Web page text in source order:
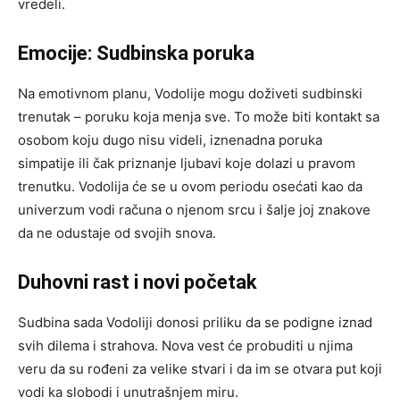
vredeli.
Emocije: Sudbinska poruka
Na emotivnom planu, Vodolije mogu doživeti sudbinski
trenutak – poruku koja menja sve. To može biti kontakt sa
osobom koju dugo nisu videli, iznenadna poruka
simpatije ili čak priznanje ljubavi koje dolazi u pravom
trenutku. Vodolija će se u ovom periodu osećati kao da
univerzum vodi računa o njenom srcu i šalje joj znakove
da ne odustaje od svojih snova.
Duhovni rast i novi početak
Sudbina sada Vodoliji donosi priliku da se podigne iznad
svih dilema i strahova. Nova vest će probuditi u njima
veru da su rođeni za velike stvari i da im se otvara put koji
vodi ka slobodi i unutrašnjem miru.